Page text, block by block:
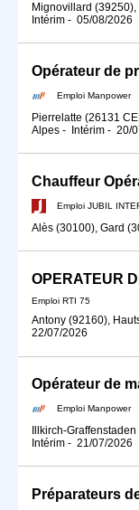
Mignovillard
Intérim - 05/08/2026
Opérateur de
Emploi Manpower
Pierrelatte (26131
Alpes - Intérim - 20/
Chauffeur
Emploi JUBIL
Alès (30100), Gard
OPERATEUR
Emploi RTI 75
Antony (92160),
22/07/2026
Emploi Manpower
Illkirch-
Intérim - 21/07/2026
Préparateurs